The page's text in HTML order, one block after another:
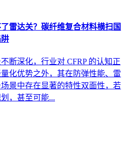
雷达关？碳纤维复合材料横扫国
断深化，行业对 CFRP 的认知正
化优势之外，其在防弹性能、雷
景中存在显著的特性双面性，若
，甚至可能...